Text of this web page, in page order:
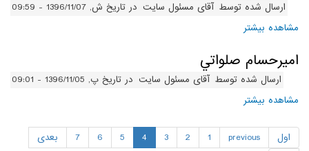
ارسال شده توسط آقای مسئول سایت در تاریخ ش, 1396/11/07 - 09:59
مشاهده بیشتر
اميرحسام صلواتي
ارسال شده توسط آقای مسئول سایت در تاریخ پ, 1396/11/05 - 09:01
مشاهده بیشتر
اول previous
1
2
3
4
5
6
7
بعدی